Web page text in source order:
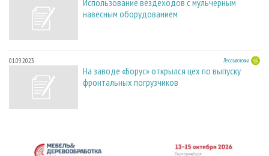
навесным оборудованием
01.09.2023 Лесозаготовка
На заводе «Борус» открылся цех по выпуску
фронтальных погрузчиков